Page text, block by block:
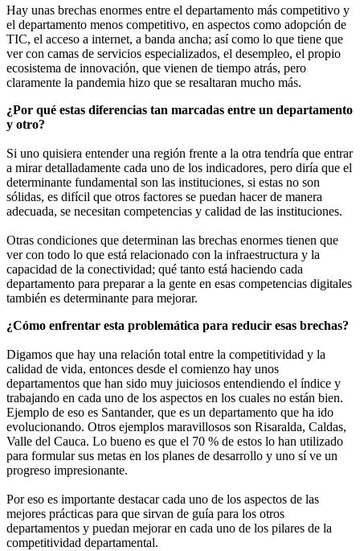
Hay unas brechas enormes entre el departamento más competitivo y
el departamento menos competitivo, en aspectos como adopción de
TIC, el acceso a internet, a banda ancha; así como lo que tiene que
ver con camas de servicios especializados, el desempleo, el propio
ecosistema de innovación, que vienen de tiempo atrás, pero
claramente la pandemia hizo que se resaltaran mucho más.
¿Por qué estas diferencias tan marcadas entre un departamento
y otro?
Si uno quisiera entender una región frente a la otra tendría que entrar
a mirar detalladamente cada uno de los indicadores, pero diría que el
determinante fundamental son las instituciones, si estas no son
sólidas, es difícil que otros factores se puedan hacer de manera
adecuada, se necesitan competencias y calidad de las instituciones.
Otras condiciones que determinan las brechas enormes tienen que
ver con todo lo que está relacionado con la infraestructura y la
capacidad de la conectividad; qué tanto está haciendo cada
departamento para preparar a la gente en esas competencias digitales
también es determinante para mejorar.
¿Cómo enfrentar esta problemática para reducir esas brechas?
Digamos que hay una relación total entre la competitividad y la
calidad de vida, entonces desde el comienzo hay unos
departamentos que han sido muy juiciosos entendiendo el índice y
trabajando en cada uno de los aspectos en los cuales no están bien.
Ejemplo de eso es Santander, que es un departamento que ha ido
evolucionando. Otros ejemplos maravillosos son Risaralda, Caldas,
Valle del Cauca. Lo bueno es que el 70 % de estos lo han utilizado
para formular sus metas en los planes de desarrollo y uno sí ve un
progreso impresionante.
Por eso es importante destacar cada uno de los aspectos de las
mejores prácticas para que sirvan de guía para los otros
departamentos y puedan mejorar en cada uno de los pilares de la
competitividad departamental.